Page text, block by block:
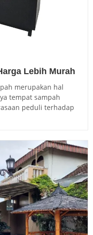
Lebih Murah
merupakan hal
tempat sampah
peduli terhadap